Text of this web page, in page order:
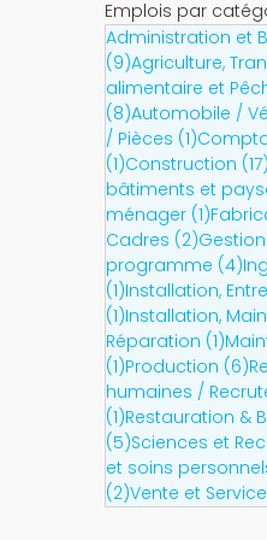
Emplois par
Administration et
(9)Agriculture,
alimentaire et
(8)Automobile /
/ Pièces (1)
(1)Construction (17)
bâtiments et
ménager (1)
Cadres (2)
programme (4)
(1)Installation,
(1)Installation,
Réparation (1)
(1)Production (6)
humaines /
(1)Restauration &
(5)Sciences et
et soins
(2)Vente et